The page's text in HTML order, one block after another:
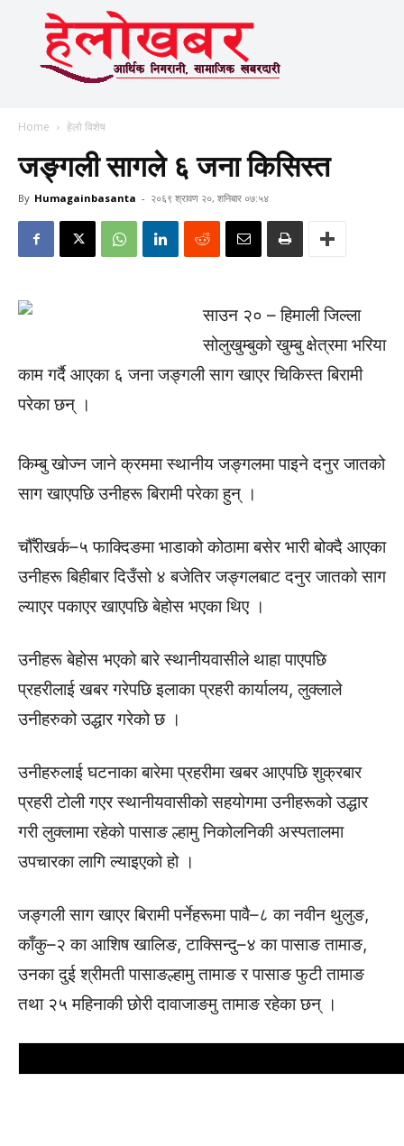
Home हेलाे विशेष
जङ्गली सागले ६ जना किसिस्त
By Humagainbasanta - २०६९ श्रावण २०, शनिबार ०७:५४
साउन २० – हिमाली जिल्ला
सोलुखुम्बुको खुम्बु क्षेत्रमा भरिया
काम गर्दै आएका ६ जना जङ्गली साग खाएर चिकिस्त बिरामी
परेका छन् ।
किम्बु खोज्न जाने क्रममा स्थानीय जङ्गलमा पाइने दनुर जातको
साग खाएपछि उनीहरू बिरामी परेका हुन् ।
चौँरीखर्क–५ फाक्दिङमा भाडाको कोठामा बसेर भारी बोक्दै आएका
उनीहरू बिहीबार दिउँसो ४ बजेतिर जङ्गलबाट दनुर जातको साग
ल्याएर पकाएर खाएपछि बेहोस भएका थिए ।
उनीहरू बेहोस भएको बारे स्थानीयवासीले थाहा पाएपछि
प्रहरीलाई खबर गरेपछि इलाका प्रहरी कार्यालय, लुक्लाले
उनीहरुको उद्धार गरेको छ ।
उनीहरुलाई घटनाका बारेमा प्रहरीमा खबर आएपछि शुक्रबार
प्रहरी टोली गएर स्थानीयवासीको सहयोगमा उनीहरूको उद्धार
गरी लुक्लामा रहेको पासाङ ल्हामु निकोलनिकी अस्पतालमा
उपचारका लागि ल्याइएको हो ।
जङ्गली साग खाएर बिरामी पर्नेहरूमा पावै–८ का नवीन थुलुङ,
काँकु–२ का आशिष खालिङ, टाक्सिन्दु–४ का पासाङ तामाङ,
उनका दुई श्रीमती पासाङल्हामु तामाङ र पासाङ फुटी तामाङ
तथा २५ महिनाकी छोरी दावाजाङमु तामाङ रहेका छन् ।